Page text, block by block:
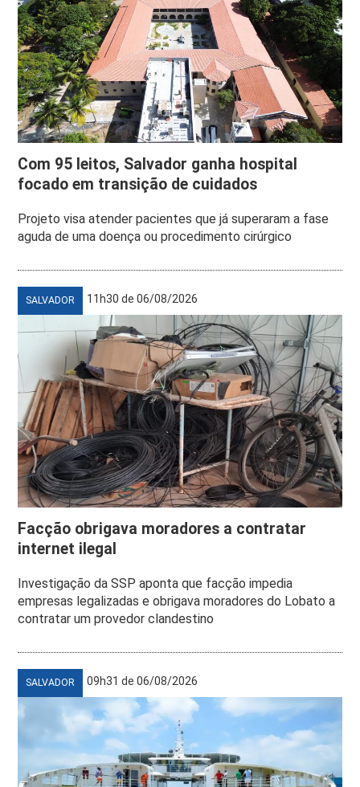
Com 95 leitos, Salvador ganha hospital
focado em transição de cuidados
Projeto visa atender pacientes que já superaram a fase
aguda de uma doença ou procedimento cirúrgico
SALVADOR 11h30 de 06/08/2026
Facção obrigava moradores a contratar
internet ilegal
Investigação da SSP aponta que facção impedia
empresas legalizadas e obrigava moradores do Lobato a
contratar um provedor clandestino
SALVADOR 09h31 de 06/08/2026